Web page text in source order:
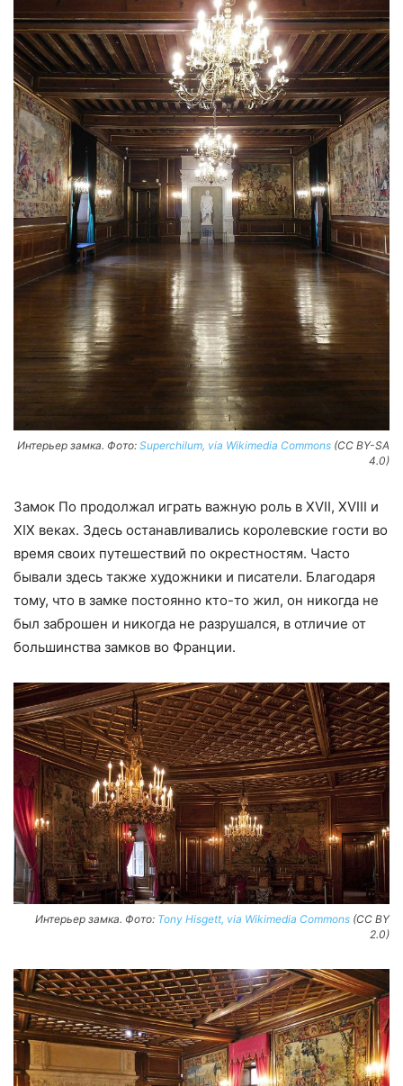
Интерьер замка. Фото: Superchilum, via Wikimedia Commons (CC BY-SA
4.0)
Замок По продолжал играть важную роль в XVII, XVIII и
XIX веках. Здесь останавливались королевские гости во
время своих путешествий по окрестностям. Часто
бывали здесь также художники и писатели. Благодаря
тому, что в замке постоянно кто-то жил, он никогда не
был заброшен и никогда не разрушался, в отличие от
большинства замков во Франции.
Интерьер замка. Фото: Tony Hisgett, via Wikimedia Commons (CC BY
2.0)